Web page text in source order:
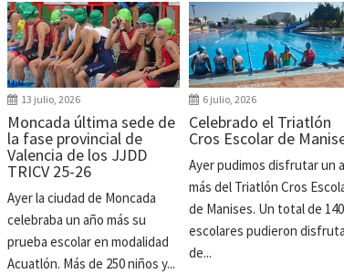
13 julio, 2026
Moncada última sede de
la fase provincial de
Valencia de los JJDD
TRICV 25-26
Ayer la ciudad de Moncada
celebraba un año más su
prueba escolar en modalidad
Acuatlón. Más de 250 niños y...
6 julio, 2026
Celebrado el Triatlón
Cros Escolar de
Ayer pudimos disfrutar un
más del Triatlón Cros
de Manises. Un total de 140
escolares pudieron
de...